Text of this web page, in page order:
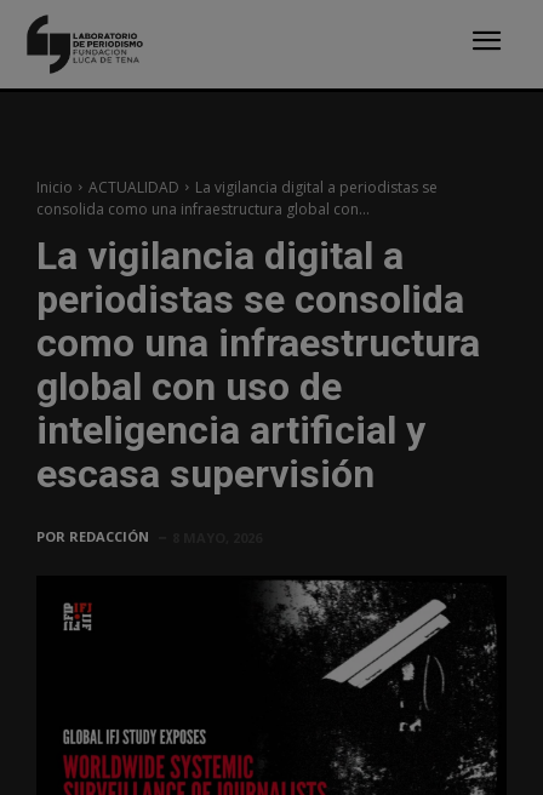
Inicio ACTUALIDAD
La vigilancia digital a periodistas se
consolida como una infraestructura global con...
La vigilancia digital a
periodistas se consolida
como una infraestructura
global con uso de
inteligencia artificial y
escasa supervisión
POR REDACCIÓN